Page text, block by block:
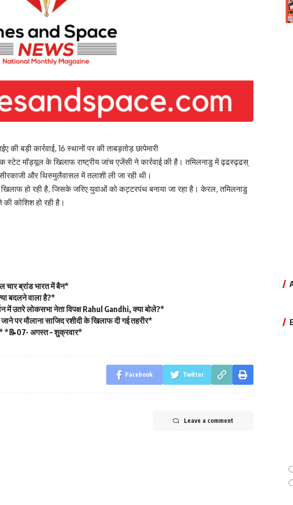
बड़ी कार्रवाई, 16 स्थानों पर की ताबड़तोड़ छापेमारी
मॉड्यूल के खिलाफ राष्ट्रीय जांच एजेंसी ने कार्रवाई की है। तमिलनाडु में ढ्ढस्ढ्ढस्
और थिरुमुलैवासल में तलाशी ली जा रही थी।
हो रही है, जिसके जरिए युवाओं को कट्टरपंथ बनाया जा रहा है। केरल, तमिलनाडु
कोशिश हो रही है।
ब्रांड भारत में बैन*
बदलने वाला है?*
उतरे लोकसभा नेता विपक्ष Rahul Gandhi, क्या बोले?*
पर मौलाना साजिद रशीदी के खिलाफ दी गई तहरीर*
*📝07- अगस्त – शुक्रवार*
Facebook Twitter
Leave a comment